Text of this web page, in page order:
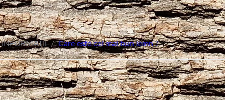
INFORMATII / Care este cel mai bun lemn ?